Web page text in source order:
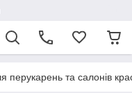
перукарень та салонів